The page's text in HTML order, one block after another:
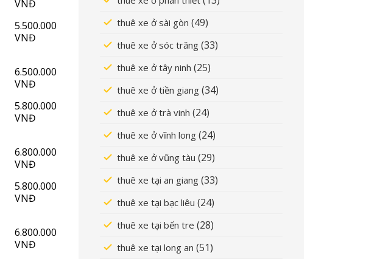
VNĐ
5.500.000
VNĐ
6.500.000
VNĐ
5.800.000
VNĐ
6.800.000
VNĐ
5.800.000
VNĐ
6.800.000
VNĐ
thuê xe ở sài gòn (49)
thuê xe ở sóc trăng (33)
thuê xe ở tây ninh (25)
thuê xe ở tiền giang (34)
thuê xe ở trà vinh (24)
thuê xe ở vĩnh long (24)
thuê xe ở vũng tàu (29)
thuê xe tại an giang (33)
thuê xe tại bạc liêu (24)
thuê xe tại bến tre (28)
thuê xe tại long an (51)